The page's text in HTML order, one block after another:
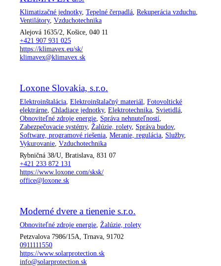
Klimatizačné jednotky, Tepelné čerpadlá Rekuperácia vzduchu
Ventilátory, Vzduchotechnika
Alejová 1635/2, Košice, 040 11
+421 907 931 025
https://klimavex.eu/sk/
klimavex@klimavex.sk
Loxone Slovakia, s.r.o.
Elektroinštalácia Elektroinštalačný materiál Fotovoltické
elektrárne Chladiace jednotky, Elektrotechnika Svietidlá
Obnoviteľné zdroje energie Správa nehnuteľností
Zabezpečovacie systémy, Žalúzie, rolety, Správa budov,
Software, programové riešenia Meranie, regulácia Služby,
Vykurovanie Vzduchotechnika
Rybničná 38/U, Bratislava, 831 07
+421 233 872 131
https://www.loxone.com/sksk/
office@loxone.sk
Moderné dvere a tienenie s.r.o.
Obnoviteľné zdroje energie Žalúzie, rolety
Petzvalova 7986/15A, Trnava, 91702
0911111550
https://www.solarprotection.sk
info@solarprotection.sk